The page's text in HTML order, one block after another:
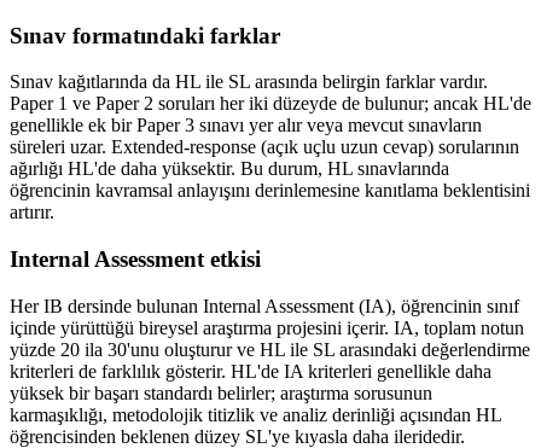
Sınav formatındaki farklar
Sınav kağıtlarında da HL ile SL arasında belirgin farklar vardır.
Paper 1 ve Paper 2 soruları her iki düzeyde de bulunur; ancak HL'de
genellikle ek bir Paper 3 sınavı yer alır veya mevcut sınavların
süreleri uzar. Extended-response (açık uçlu uzun cevap) sorularının
ağırlığı HL'de daha yüksektir. Bu durum, HL sınavlarında
öğrencinin kavramsal anlayışını derinlemesine kanıtlama beklentisini
artırır.
Internal Assessment etkisi
Her IB dersinde bulunan Internal Assessment (IA), öğrencinin sınıf
içinde yürüttüğü bireysel araştırma projesini içerir. IA, toplam notun
yüzde 20 ila 30'unu oluşturur ve HL ile SL arasındaki değerlendirme
kriterleri de farklılık gösterir. HL'de IA kriterleri genellikle daha
yüksek bir başarı standardı belirler; araştırma sorusunun
karmaşıklığı, metodolojik titizlik ve analiz derinliği açısından HL
öğrencisinden beklenen düzey SL'ye kıyasla daha ileridedir.